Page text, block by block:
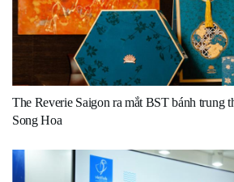
The Reverie Saigon ra mắt BST bánh trung
Song Hoa